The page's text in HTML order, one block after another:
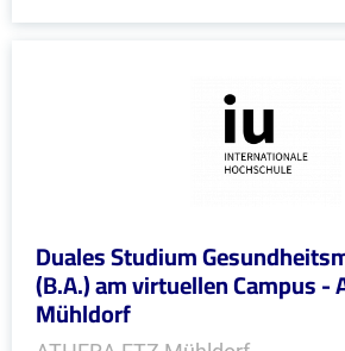
Duales Studium
(B.A.) am virtuellen Campus -
Mühldorf